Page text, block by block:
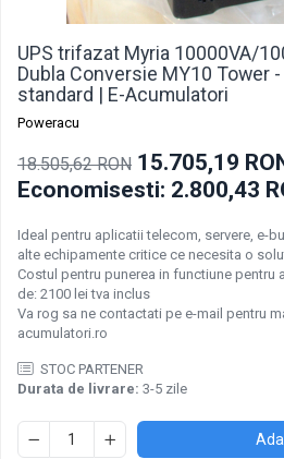
UPS trifazat Myria 10000VA/
Dubla Conversie MY10 Tower
standard | E-Acumulatori
Poweracu
18.505,62 RON 15.705,19
Economisesti: 2.800,43
Ideal pentru aplicatii telecom, servere, e-
alte echipamente critice ce necesita o
Costul pentru punerea in functiune pentru
de: 2100 lei tva inclus
Va rog sa ne contactati pe e-mail pentru
acumulatori.ro
STOC PARTENER
Durata de livrare: 3-5 zile